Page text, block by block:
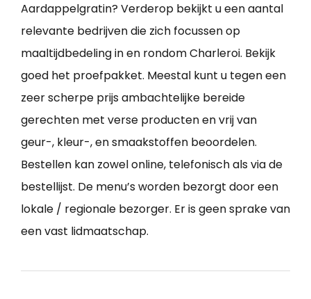
Aardappelgratin? Verderop bekijkt u een aantal
relevante bedrijven die zich focussen op
maaltijdbedeling in en rondom Charleroi. Bekijk
goed het proefpakket. Meestal kunt u tegen een
zeer scherpe prijs ambachtelijke bereide
gerechten met verse producten en vrij van
geur-, kleur-, en smaakstoffen beoordelen.
Bestellen kan zowel online, telefonisch als via de
bestellijst. De menu’s worden bezorgt door een
lokale / regionale bezorger. Er is geen sprake van
een vast lidmaatschap.